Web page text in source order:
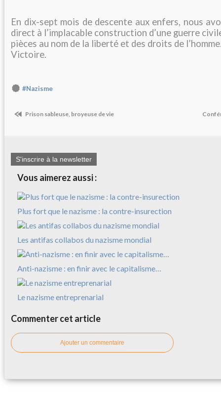
En dix-sept mois de descente aux enfers, nous
direct à l’implacable construction d’une guerre
pièces au nom de la liberté et des droits de
Victoire.
#Nazisme
Prison sableuse, broyeuse de vie
S'inscrire à la newsletter
Vous aimerez aussi :
Plus fort que le nazisme : la contre-insurection
Les antifas collabos du nazisme mondial
Anti-nazisme : en finir avec le capitalisme…
Le nazisme entreprenarial
Commenter cet article
Ajouter un commentaire